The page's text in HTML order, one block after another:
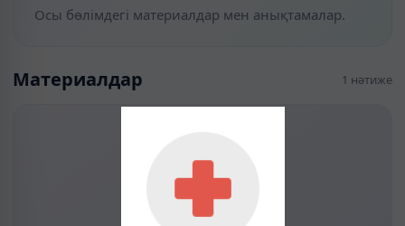
Осы бөлімдегі материалдар мен анықтамалар.
Материалдар 1 нәтиже